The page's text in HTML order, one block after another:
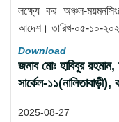
লক্ষ্যে কর অঞ্চল-
আদেশ। তারিখ-০৫-১০-
Download
জনাব মোঃ হাবিবুর
সার্কেল-
2025-08-27